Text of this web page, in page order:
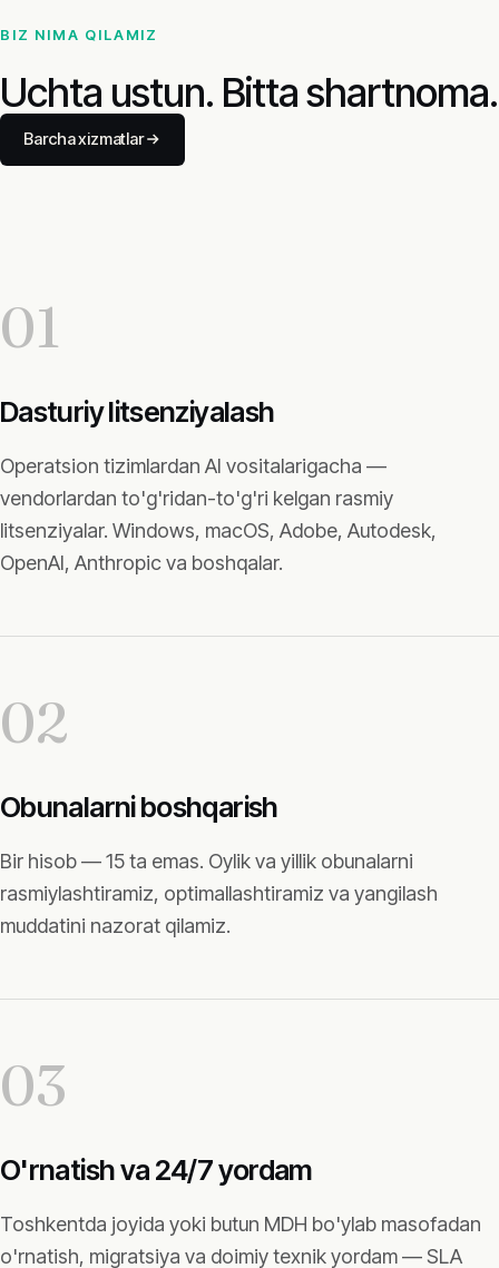
BIZ NIMA QILAMIZ
Uchta ustun. Bitta shartnoma.
Barcha xizmatlar
01
Dasturiy litsenziyalash
Operatsion tizimlardan AI vositalarigacha —
vendorlardan to'g'ridan-to'g'ri kelgan rasmiy
litsenziyalar. Windows, macOS, Adobe, Autodesk,
OpenAI, Anthropic va boshqalar.
02
Obunalarni boshqarish
Bir hisob — 15 ta emas. Oylik va yillik obunalarni
rasmiylashtiramiz, optimallashtiramiz va yangilash
muddatini nazorat qilamiz.
03
O'rnatish va 24/7 yordam
Toshkentda joyida yoki butun MDH bo'ylab masofadan
o'rnatish, migratsiya va doimiy texnik yordam — SLA